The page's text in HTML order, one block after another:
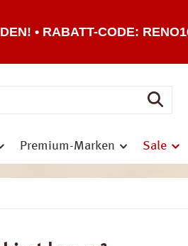
• RABATT-CODE:
Premium-Marken Sale